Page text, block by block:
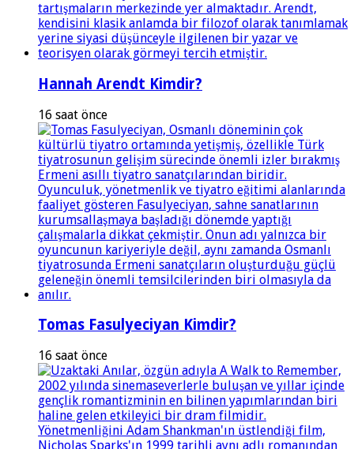
Hannah Arendt Kimdir?
16 saat önce
Tomas Fasulyeciyan Kimdir?
16 saat önce